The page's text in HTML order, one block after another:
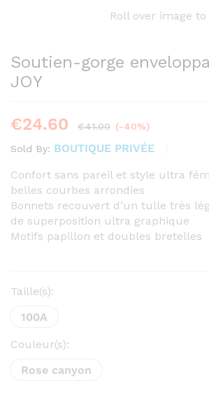
Roll over image
Soutien-gorge
JOY
€24.60 €41.00 (-40%)
Sold By: BOUTIQUE PRIVÉE
Confort sans pareil et style ultra
belles courbes arrondies
Bonnets recouvert d’un tulle très
de superposition ultra graphique
Motifs papillon et doubles bretelles
Taille(s):
100A
Couleur(s):
Rose canyon